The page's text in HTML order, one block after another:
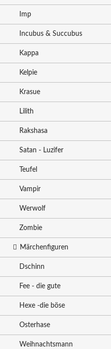
Imp
Incubus & Succubus
Kappa
Kelpie
Krasue
Lilith
Rakshasa
Satan - Luzifer
Teufel
Vampir
Werwolf
Zombie
Märchenfiguren
Dschinn
Fee - die gute
Hexe -die böse
Osterhase
Weihnachtsmann